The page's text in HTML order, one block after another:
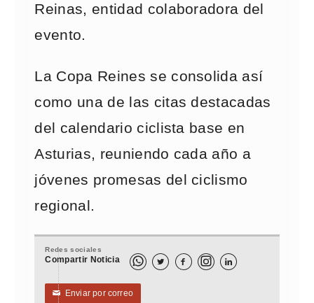
Reinas, entidad colaboradora del
evento.
La Copa Reines se consolida así
como una de las citas destacadas
del calendario ciclista base en
Asturias, reuniendo cada año a
jóvenes promesas del ciclismo
regional.
Redes sociales
Compartir Noticia   
✉ Enviar por correo